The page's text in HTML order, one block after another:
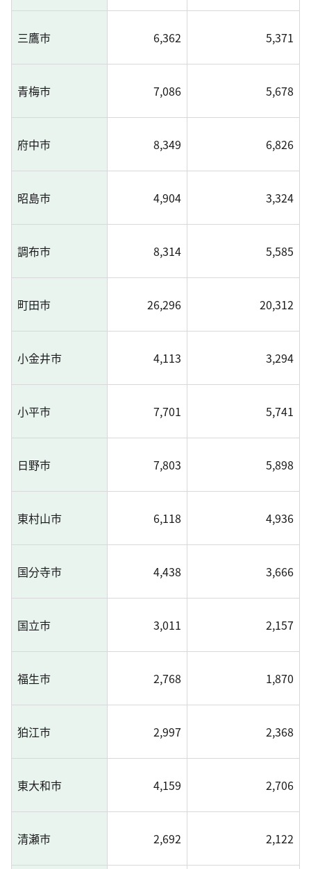
三鷹市 6,362 5,371
青梅市 7,086 5,678
府中市 8,349 6,826
昭島市 4,904 3,324
調布市 8,314 5,585
町田市 26,296 20,312
小金井市 4,113 3,294
小平市 7,701 5,741
日野市 7,803 5,898
東村山市 6,118 4,936
国分寺市 4,438 3,666
国立市 3,011 2,157
福生市 2,768 1,870
狛江市 2,997 2,368
東大和市 4,159 2,706
清瀬市 2,692 2,122